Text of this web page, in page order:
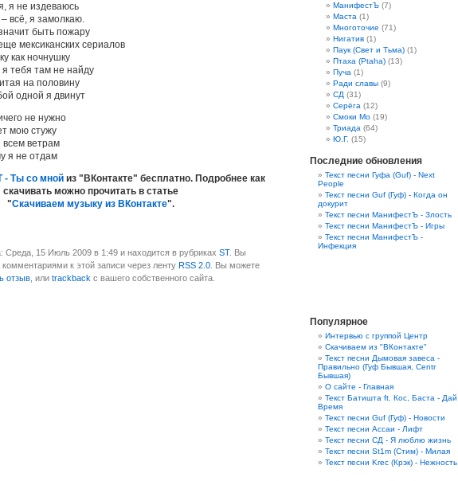
я не издеваюсь
всё, я замолкаю.
быть пожару
мексиканских сериалов
как ночнушку
тебя там не найду
на половину
одной я двинут
не нужно
мою стужу
всем ветрам
я не отдам
- Ты со мной из "ВКонтакте" бесплатно. Подробнее как
скачивать можно прочитать в статье
"Скачиваем музыку из ВКонтакте".
Среда, 15 Июль 2009 в 1:49 и находится в рубриках ST. Вы
к этой записи через ленту RSS 2.0. Вы можете
отзыв , или trackback с вашего собственного сайта.
МанифестЪ (7)
Маста (1)
Многоточие (71)
Нигатив (1)
Паук (Свет и Тьма) (1)
Птаха (Ptaha) (13)
Пуча (1)
Ради славы (9)
СД (31)
Серёга (12)
Смоки Мо (19)
Триада (64)
Ю.Г. (15)
Последние обновления
Текст песни Гуфа (Guf) - Next
People
Текст песни Guf (Гуф) - Когда он
докурит
Текст песни МанифестЪ - Злость
Текст песни МанифестЪ - Игры
Текст песни МанифестЪ -
Инфекция
Популярное
Интервью с группой Центр
Скачиваем из "ВКонтакте"
Текст песни Дымовая завеса -
Правильно (Гуф Бывшая, Centr
Бывшая)
О сайте - Главная
Текст Батишта ft. Кос, Баста - Дай
Время
Текст песни Guf (Гуф) - Новости
Текст песни Ассаи - Лифт
Текст песни СД - Я люблю жизнь
Текст песни St1m (Стим) - Милая
Текст песни Krec (Крэк) - Нежность